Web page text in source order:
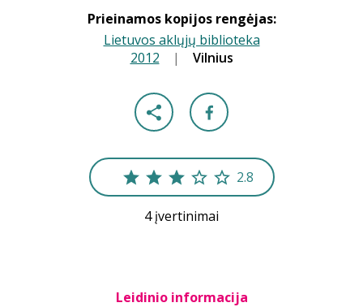
Prieinamos kopijos rengėjas:
Lietuvos aklųjų biblioteka
2012 | Vilnius
2.8
4 įvertinimai
Leidinio informacija